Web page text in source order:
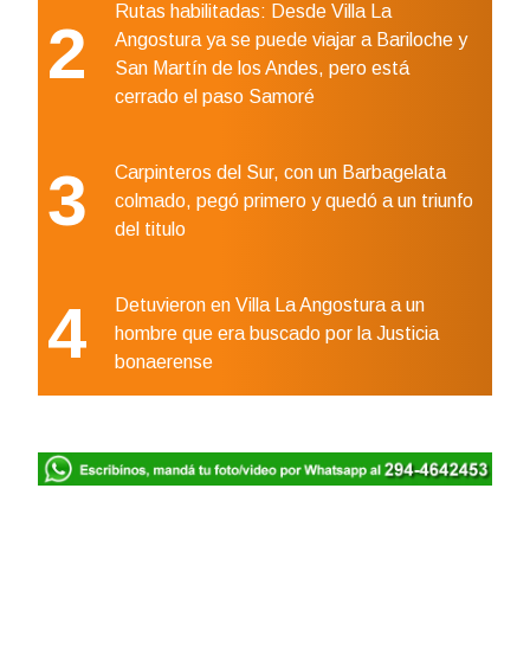
2
Rutas habilitadas: Desde Villa La
Angostura ya se puede viajar a Bariloche y
San Martín de los Andes, pero está
cerrado el paso Samoré
3
Carpinteros del Sur, con un Barbagelata
colmado, pegó primero y quedó a un triunfo
del titulo
4
Detuvieron en Villa La Angostura a un
hombre que era buscado por la Justicia
bonaerense